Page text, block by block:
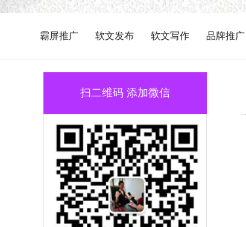
霸屏推广 软文发布 软文写作 品牌推广
扫二维码 添加微信